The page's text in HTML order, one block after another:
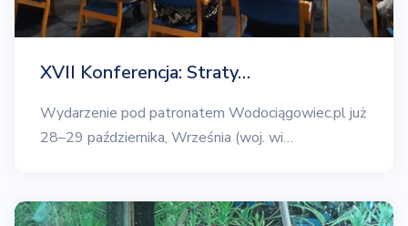
XVII Konferencja: Straty…
Wydarzenie pod patronatem Wodociągowiec.pl już
28–29 października, Września (woj. wi…